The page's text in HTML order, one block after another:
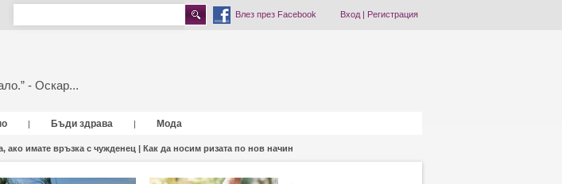
Влез през Facebook Вход| Регистрация
- Оскар...
| Бъди здрава | Мода
ако имате връзка с чужденец | Как да носим ризата по нов начин